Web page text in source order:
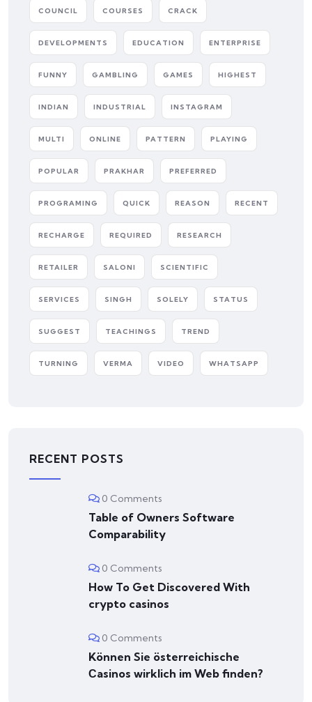
COUNCIL COURSES CRACK
DEVELOPMENTS EDUCATION ENTERPRISE
FUNNY GAMBLING GAMES HIGHEST
INDIAN INDUSTRIAL INSTAGRAM
MULTI ONLINE PATTERN PLAYING
POPULAR PRAKHAR PREFERRED
PROGRAMING QUICK REASON RECENT
RECHARGE REQUIRED RESEARCH
RETAILER SALONI SCIENTIFIC
SERVICES SINGH SOLELY STATUS
SUGGEST TEACHINGS TREND
TURNING VERMA VIDEO WHATSAPP
RECENT POSTS
0 Comments
Table of Owners Software
Comparability
0 Comments
How To Get Discovered With
crypto casinos
0 Comments
Können Sie österreichische
Сasinos wirklich im Web finden?